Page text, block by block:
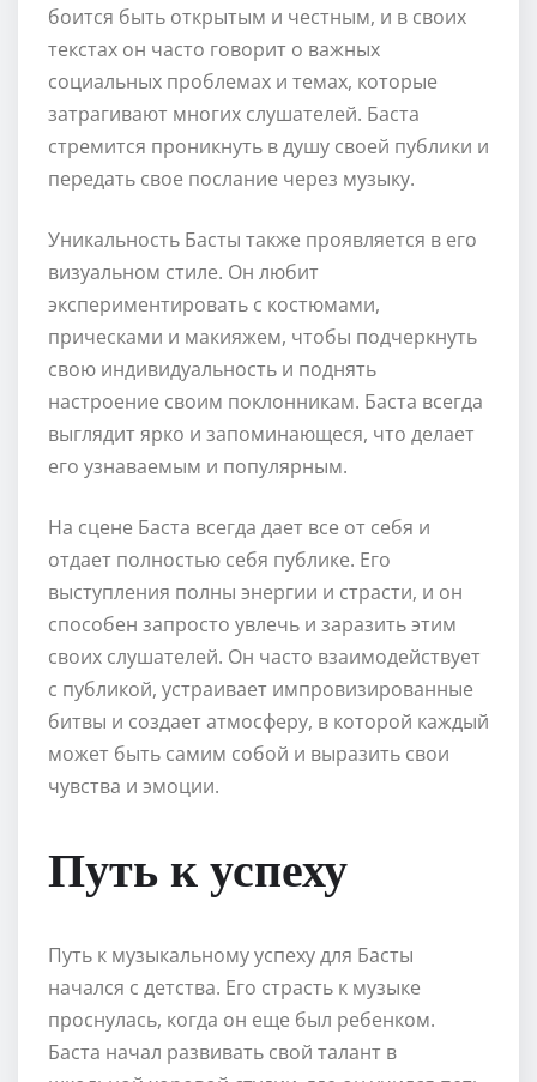
боится быть открытым и честным, и в своих
текстах он часто говорит о важных
социальных проблемах и темах, которые
затрагивают многих слушателей. Баста
стремится проникнуть в душу своей публики и
передать свое послание через музыку.
Уникальность Басты также проявляется в его
визуальном стиле. Он любит
экспериментировать с костюмами,
прическами и макияжем, чтобы подчеркнуть
свою индивидуальность и поднять
настроение своим поклонникам. Баста всегда
выглядит ярко и запоминающеся, что делает
его узнаваемым и популярным.
На сцене Баста всегда дает все от себя и
отдает полностью себя публике. Его
выступления полны энергии и страсти, и он
способен запросто увлечь и заразить этим
своих слушателей. Он часто взаимодействует
с публикой, устраивает импровизированные
битвы и создает атмосферу, в которой каждый
может быть самим собой и выразить свои
чувства и эмоции.
Путь к успеху
Путь к музыкальному успеху для Басты
начался с детства. Его страсть к музыке
проснулась, когда он еще был ребенком.
Баста начал развивать свой талант в